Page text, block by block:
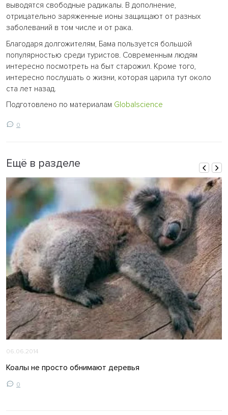
выводятся свободные радикалы. В дополнение,
отрицательно заряженные ионы защищают от разных
заболеваний в том числе и от рака.
Благодаря долгожителям, Бама пользуется большой
популярностью среди туристов. Современным людям
интересно посмотреть на быт старожил. Кроме того,
интересно послушать о жизни, которая царила тут около
ста лет назад.
Подготовлено по материалам Globalscience
0
Ещё в разделе
06.06.2014
Коалы не просто обнимают деревья
0